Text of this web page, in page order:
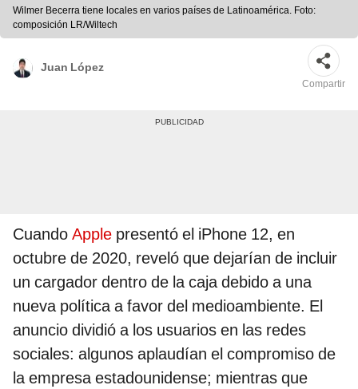
Wilmer Becerra tiene locales en varios países de Latinoamérica. Foto:
composición LR/Wiltech
Juan López
Compartir
Cuando Apple presentó el iPhone 12, en
octubre de 2020, reveló que dejarían de incluir
un cargador dentro de la caja debido a una
nueva política a favor del medioambiente. El
anuncio dividió a los usuarios en las redes
sociales: algunos aplaudían el compromiso de
la empresa estadounidense; mientras que